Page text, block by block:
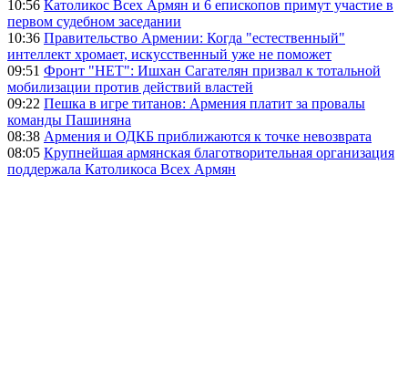
10:56 Католикос Всех Армян и 6 епископов примут участие в
первом судебном заседании
10:36 Правительство Армении: Когда "естественный"
интеллект хромает, искусственный уже не поможет
09:51 Фронт "НЕТ": Ишхан Сагателян призвал к тотальной
мобилизации против действий властей
09:22 Пешка в игре титанов: Армения платит за провалы
команды Пашиняна
08:38 Армения и ОДКБ приближаются к точке невозврата
08:05 Крупнейшая армянская благотворительная организация
поддержала Католикоса Всех Армян